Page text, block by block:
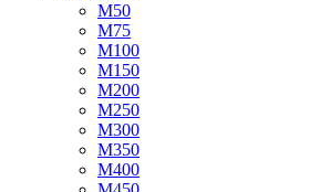
М50
М75
М100
М150
М200
М250
М300
М350
М400